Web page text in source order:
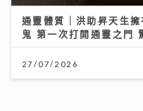
27/07/2026